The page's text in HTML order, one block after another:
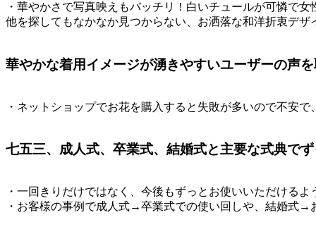
・華やかさで写真映えもバッチリ！白いチュールが可憐で女
他を探してもなかなか見つからない、お洒落な和洋折衷デザ
華やかな着用イメージが湧きやすいユーザーの声
・ネットショップでお花を購入すると失敗が多いので不安
七五三、成人式、卒業式、結婚式と主要な式典で
・一回きりだけではなく、今後もずっとお使いいただける
・お客様の事例で成人式→卒業式での使い回しや、結婚式→